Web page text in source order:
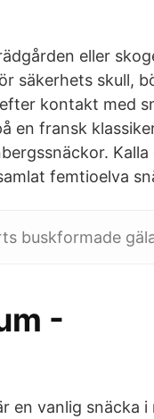
eller
säkerhets skull,
kontakt med
en fransk
femtioelva
buskformade
-
en vanlig snäcka i